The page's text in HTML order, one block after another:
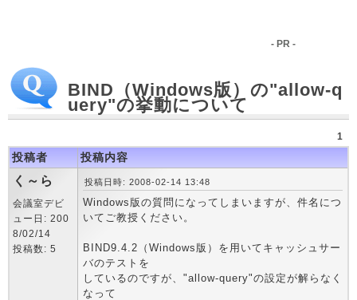
- PR -
BIND（Windows版）の"allow-q
uery"の挙動について
1
投稿者 投稿内容
く～ら
会議室デビ
ュー日: 200
8/02/14
投稿数: 5
投稿日時: 2008-02-14 13:48
Windows版の質問になってしまいますが、件名につ
いてご教授ください。
BIND9.4.2（Windows版）を用いてキャッシュサー
バのテストを
しているのですが、"allow-query"の設定が解らなく
なって